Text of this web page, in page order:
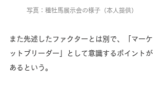
写真：種牡馬展示会の様子（本人提供）
また先述したファクターとは別で、「マーケ
ットブリーダー」として意識するポイントが
あるという。